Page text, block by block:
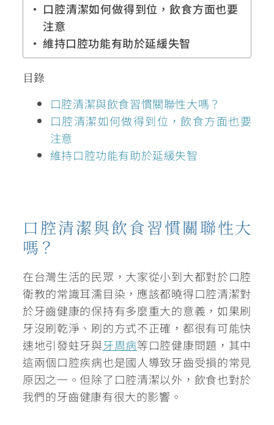
口腔清潔如何做得到位，飲食方面也要
注意
維持口腔功能有助於延緩失智
目錄
口腔清潔與飲食習慣關聯性大嗎？
口腔清潔如何做得到位，飲食方面也要
注意
維持口腔功能有助於延緩失智
口腔清潔與飲食習慣關聯性大
嗎？
在台灣生活的民眾，大家從小到大都對於口腔
衛教的常識耳濡目染，應該都曉得口腔清潔對
於牙齒健康的保持有多麼重大的意義，如果刷
牙沒刷乾淨、刷的方式不正確，都很有可能快
速地引發蛀牙與牙周病等口腔健康問題 ，其中
這兩個口腔疾病也是國人導致牙齒受損的常見
原因之一。但除了口腔清潔以外，飲食也對於
我們的牙齒健康有很大的影響。